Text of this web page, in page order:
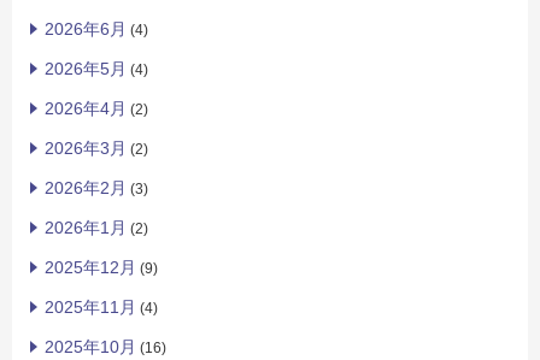
2026年6月 (4)
2026年5月 (4)
2026年4月 (2)
2026年3月 (2)
2026年2月 (3)
2026年1月 (2)
2025年12月 (9)
2025年11月 (4)
2025年10月 (16)